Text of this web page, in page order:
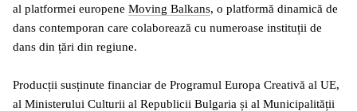
al platformei europene Moving Balkans, o platformă dinamică de
dans contemporan care colaborează cu numeroase instituții de
dans din țări din regiune.
Producții susținute financiar de Programul Europa Creativă al UE,
al Ministerului Culturii al Republicii Bulgaria și al Municipalității